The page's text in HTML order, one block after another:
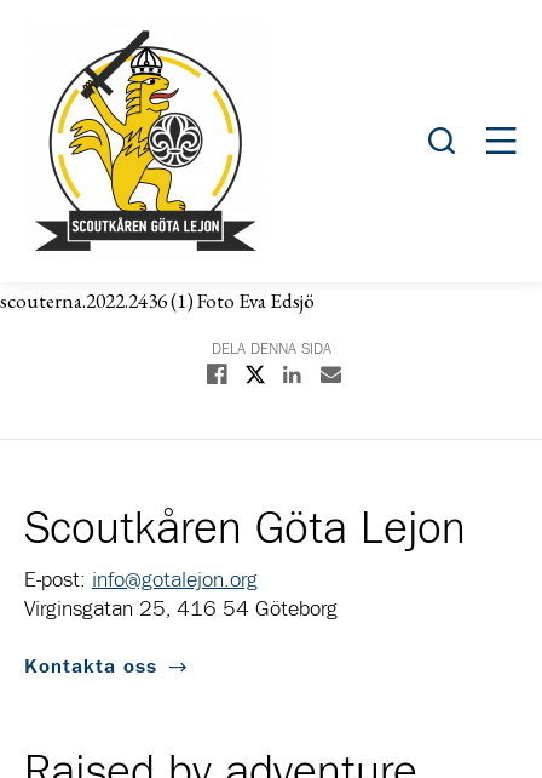
Öppna
scouterna.2022.2436 (1) Foto Eva Edsjö
DELA DENNA SIDA
Dela på Facebook
Dela på XDela på Linkedin
Dela med E-post
Scoutkåren Göta Lejon
E-post: info@gotalejon.org
Virginsgatan 25, 416 54 Göteborg
Kontakta oss